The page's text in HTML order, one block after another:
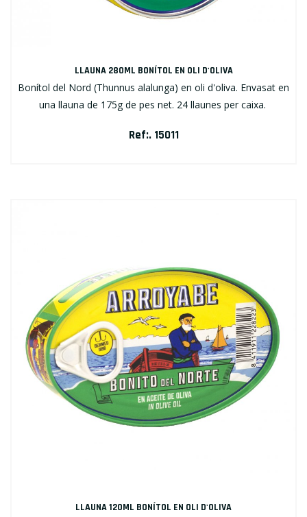
LLAUNA 280ML BONÍTOL EN OLI D'OLIVA
Bonítol del Nord (Thunnus alalunga) en oli d'oliva. Envasat en
una llauna de 175g de pes net. 24 llaunes per caixa.
Ref:. 15011
LLAUNA 120ML BONÍTOL EN OLI D'OLIVA